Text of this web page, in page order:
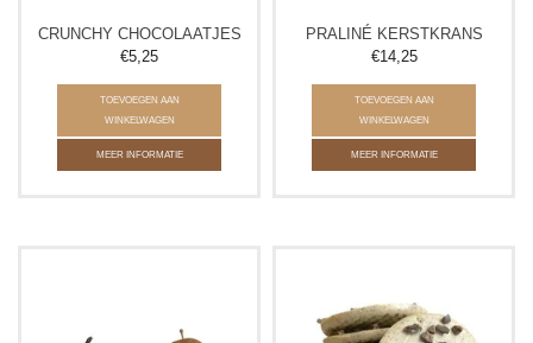
CRUNCHY CHOCOLAATJES
€5,25
TOEVOEGEN AAN
WINKELWAGEN
MEER INFORMATIE
PRALINÉ KERSTKRANS
€14,25
TOEVOEGEN AAN
WINKELWAGEN
MEER INFORMATIE